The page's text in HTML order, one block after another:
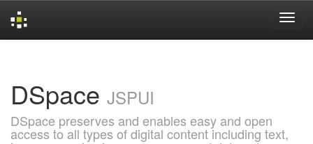
DSpace JSPUI
DSpace preserves and enables easy and open
access to all types of digital content including text,